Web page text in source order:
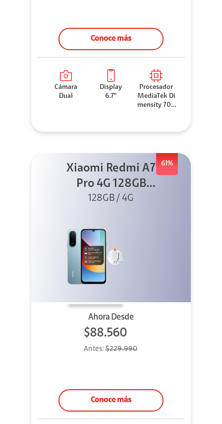
Conoce más
Cámara
Dual
Display
6.7"
Procesador
MediaTek Di
mensity 706
61%
Xiaomi Redmi A7
Pro 4G 128GB
Azul + Cargador
128GB / 4G
Ahora Desde
$88.560
Antes:$229.990
Conoce más